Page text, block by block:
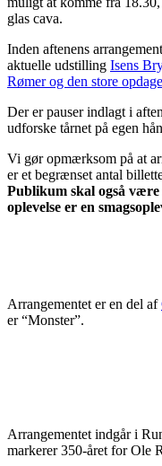
glas cava.
Inden aftenens
aktuelle udstilling Isens
Rømer og den store
Der er pauser indlagt i
udforske tårnet på egen
Vi gør opmærksom på at
er et begrænset antal
Publikum skal også
oplevelse er en
Arrangementet er en del af
er “Monster”.
Arrangementet indgår i
markerer 350-året for Ole